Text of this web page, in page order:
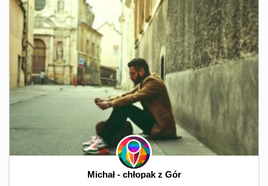
Michał - chłopak z Gór